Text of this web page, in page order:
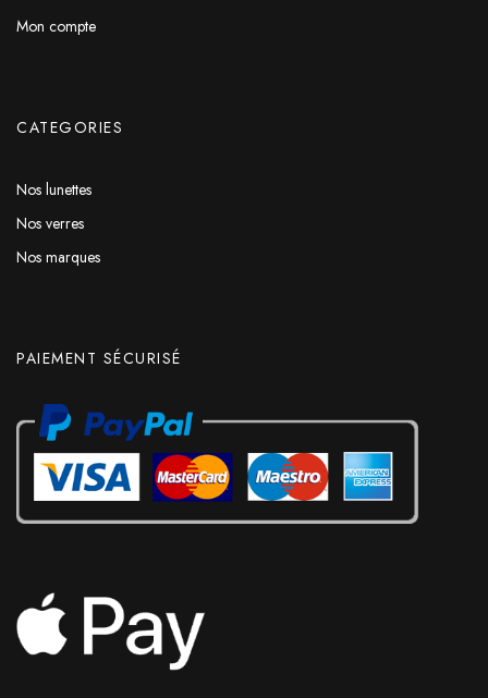
Mon compte
CATEGORIES
Nos lunettes
Nos verres
Nos marques
PAIEMENT SÉCURISÉ